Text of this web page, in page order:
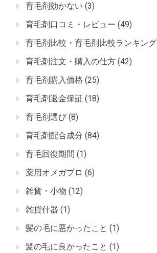
育毛剤効かない (3)
育毛剤口コミ・レビュー (49)
育毛剤比較・育毛剤比較ランキング
育毛剤注文・購入の仕方 (42)
育毛剤購入価格 (25)
育毛剤返金保証 (18)
育毛剤選び (8)
育毛剤配合成分 (84)
育毛回復期間 (1)
薬用オメガプロ (6)
雑貨・小物 (12)
雑貨什器 (1)
髪の毛に悪かったこと (1)
髪の毛に良かったこと (1)